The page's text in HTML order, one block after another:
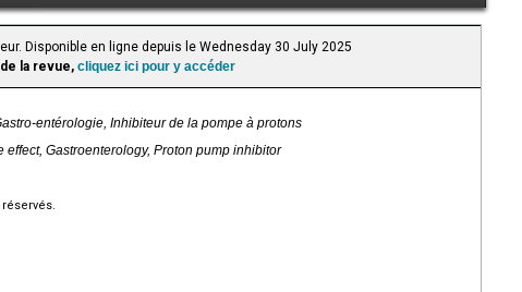
Disponible en ligne depuis le Wednesday 30 July 2025
la revue, cliquez ici pour y accéder
entérologie, Inhibiteur de la pompe à protons
effect, Gastroenterology, Proton pump inhibitor